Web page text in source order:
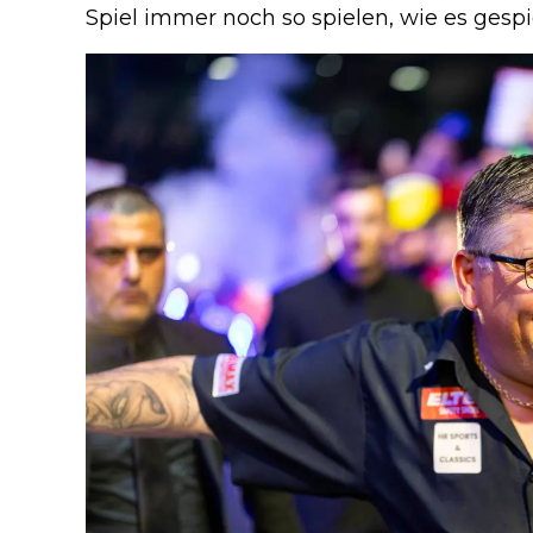
Spiel immer noch so spielen, wie es